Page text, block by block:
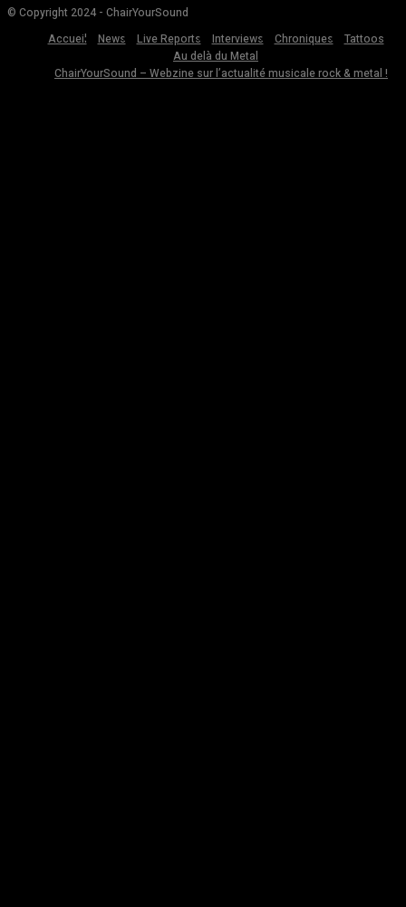
© Copyright 2024 - ChairYourSound
Accueil
News Live Reports Interviews Chroniques
Tattoos
Au delà du Metal
ChairYourSound – Webzine sur l’actualité musicale rock & metal !